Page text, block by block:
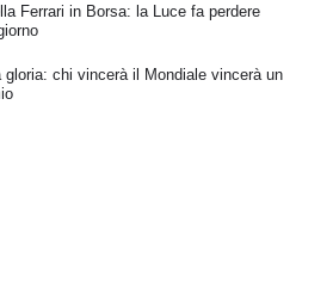
Ferrari in Borsa: la Luce fa perdere
gloria: chi vincerà il Mondiale vincerà un